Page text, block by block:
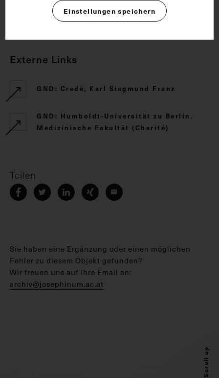
CC BY-NC-SA 4.0
Externe Links
GND: Credé, Karl Siegmund Franz
GND: Humboldt-Universität zu Berlin.
Medizinische Fakultät (Charité)
Teilen
Sie haben eine Ergänzung oder einen möglichen
Fehler zu diesem Objekt gefunden?
Wir freuen uns auf Ihre Email an:
archiv@josephinum.ac.at
Scroll up
Einstellungen speichern